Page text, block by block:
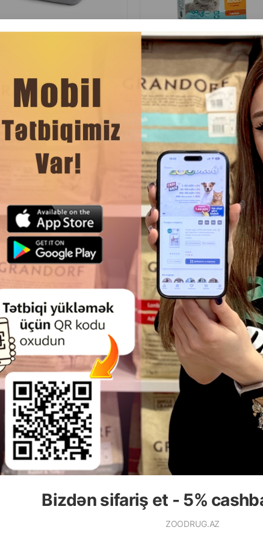
Bizdən sifariş et - 5%
ZOODRUG.AZ
Qiymət
1ed boz
13.00
1ed fiolet 13.00
13.00
1ed narinci 13.00
(0 Rəylər)
Çəki Qiymət
Кq (çəki ilə)
7.90
15 kg 112.00
Quru yem Mio Cat Sterilized/Urinary
rasion, 15 kq.
(0 Rəylər)
Çəki Qiymət
Кq (çəki ilə)
7.90
112.00 Yoxdur
Toyuq dadlı Mio Cat Kitten with
Chicken quru yemi — 1–12 aylıq
pişik balaları üçün, 15 kq.
(0 Rəylər)
Qiymət
Кq (çəki ilə)
15 kg
1-7 of 7